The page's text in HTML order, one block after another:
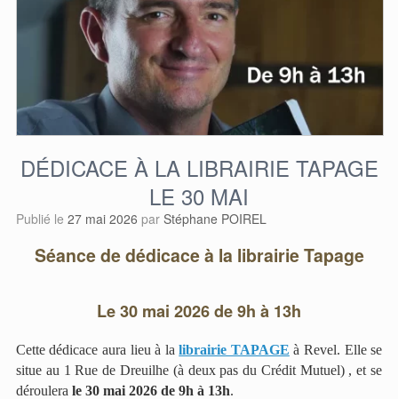
DÉDICACE À LA LIBRAIRIE TAPAGE
LE 30 MAI
Publié le 27 mai 2026 par Stéphane POIREL
Séance de dédicace à la librairie Tapage
Le 30 mai 2026 de 9h à 13h
Cette dédicace aura lieu à lalibrairie TAPAGE à Revel. Elle se
situe au 1 Rue de Dreuilhe (à deux pas du Crédit Mutuel) , et se
déroulera le 30 mai 2026 de 9h à 13h.